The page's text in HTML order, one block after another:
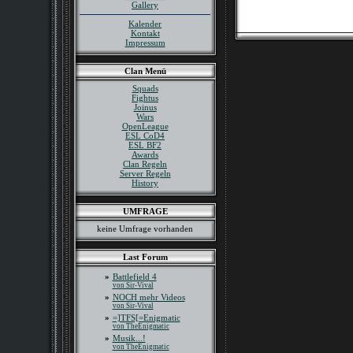
Gallery
Kalender
Kontakt
Impressum
Clan Menü
Squads
Fightus
Joinus
Wars
OpenLeague
ESL CoD4
ESL BF2
Awards
Clan Regeln
Server Regeln
History
UMFRAGE
keine Umfrage vorhanden
Last Forum
» Battlefield 4
von Sir-Vival
» NOCH mehr Videos
von Sir-Vival
» =]TFS[=Enigmatic
von TheEnigmatic
» Musik...!
von TheEnigmatic